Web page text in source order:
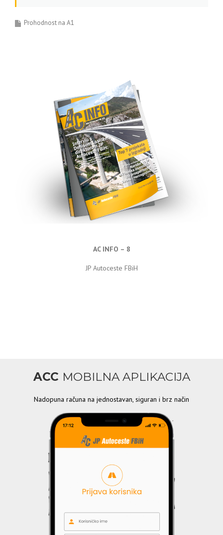
Prohodnost na A1
AC INFO – 8
JP Autoceste FBiH
ACC MOBILNA APLIKACIJA
Nadopuna računa na jednostavan, siguran i brz način